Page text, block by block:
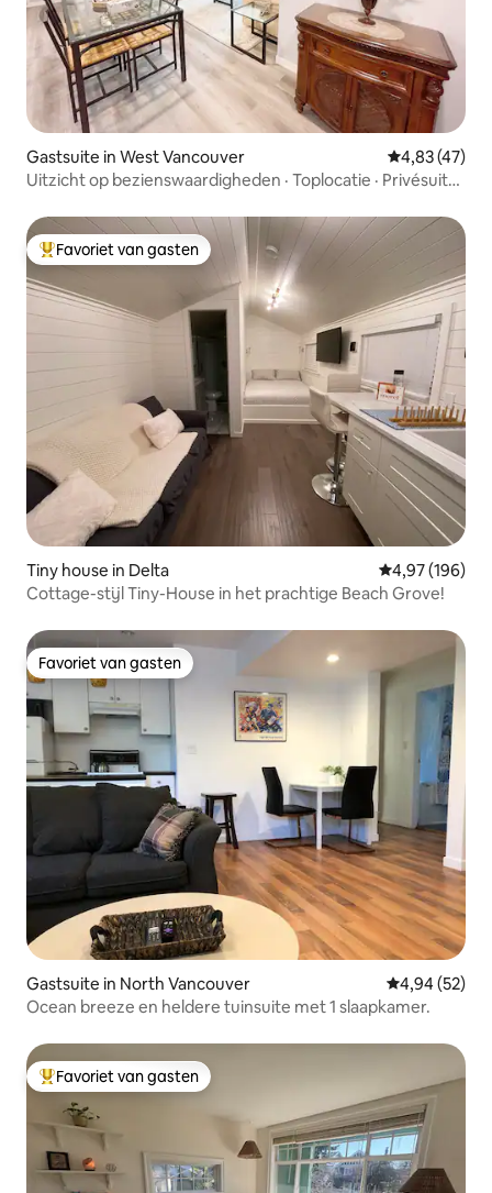
Gastsuite in West Vancouver Gemiddelde
4,83 (47)
Uitzicht op bezienswaardigheden · Toplocatie · Privésuite
Topfavoriet van gasten
Favoriet van gasten
Tiny house in Delta Gemiddelde
4,97 (196)
Cottage-stijl Tiny-House in het prachtige Beach Grove!
Favoriet van gasten
Favoriet van gasten
Gastsuite in North Vancouver Gemiddelde
4,94 (52)
Ocean breeze en heldere tuinsuite met 1 slaapkamer.
Topfavoriet van gasten
Favoriet van gasten